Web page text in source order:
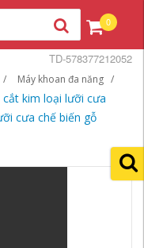
0
Máy khoan đa năng
kim loại lưỡi cưa
cưa chế biến gỗ
TD-578377212052